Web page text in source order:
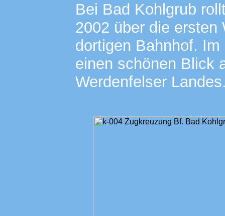
Bei Bad Kohlgrub
2002 über die ersten
dortigen Bahnhof.
einen schönen Blick
Werdenfelser